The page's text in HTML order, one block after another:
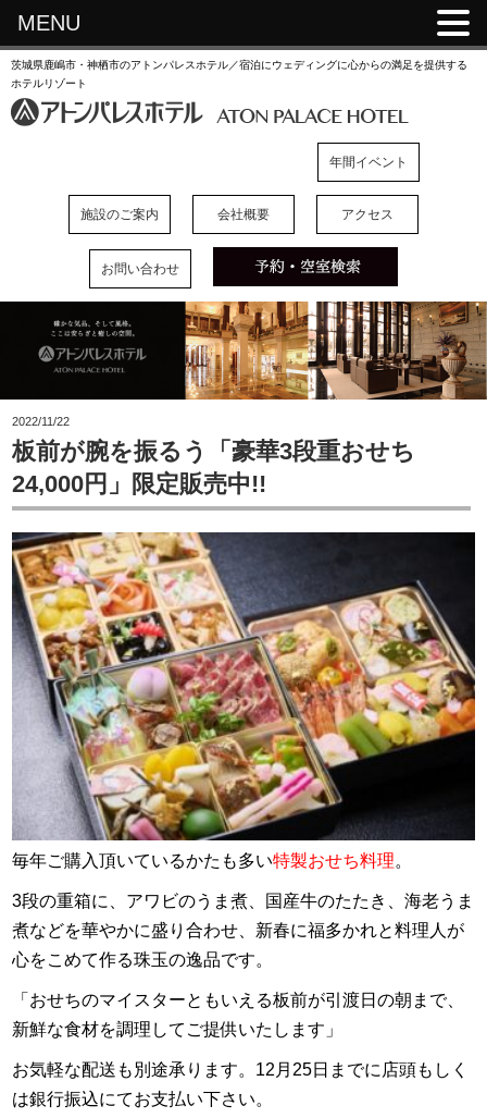
茨城県鹿嶋市・神栖市のアトンパレスホテル／宿泊にウェディングに心からの満足を提供する
ホテルリゾート
年間イベント
施設のご案内 会社概要 アクセス
お問い合わせ
2022/11/22
板前が腕を振るう「豪華3段重おせち
24,000円」限定販売中!!
毎年ご購入頂いているかたも多い特製おせち料理。
3段の重箱に、アワビのうま煮、国産牛のたたき、海老うま
煮などを華やかに盛り合わせ、新春に福多かれと料理人が
心をこめて作る珠玉の逸品です。
「おせちのマイスターともいえる板前が引渡日の朝まで、
新鮮な食材を調理してご提供いたします」
お気軽な配送も別途承ります。12月25日までに店頭もしく
は銀行振込にてお支払い下さい。
MENU